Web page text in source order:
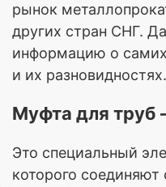
рынок
других стран СНГ.
информацию о
и их разновидностях.
Муфта для труб
Это специальный
которого